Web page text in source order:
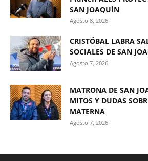
SAN JOAQUÍN
Agosto 8, 2026
CRISTÓBAL LABRA
SOCIALES DE SAN
Agosto 7, 2026
MATRONA DE SAN
MITOS Y DUDAS
MATERNA
Agosto 7, 2026